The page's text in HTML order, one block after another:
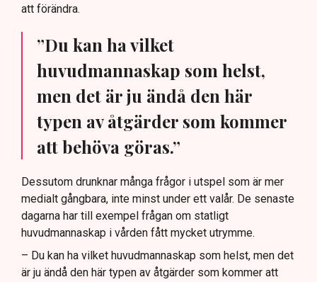
att förändra.
”Du kan ha vilket
huvudmannaskap som helst,
men det är ju ändå den här
typen av åtgärder som kommer
att behöva göras.”
Dessutom drunknar många frågor i utspel som är mer
medialt gångbara, inte minst under ett valår. De senaste
dagarna har till exempel frågan om statligt
huvudmannaskap i vården fått mycket utrymme.
– Du kan ha vilket huvudmannaskap som helst, men det
är ju ändå den här typen av åtgärder som kommer att